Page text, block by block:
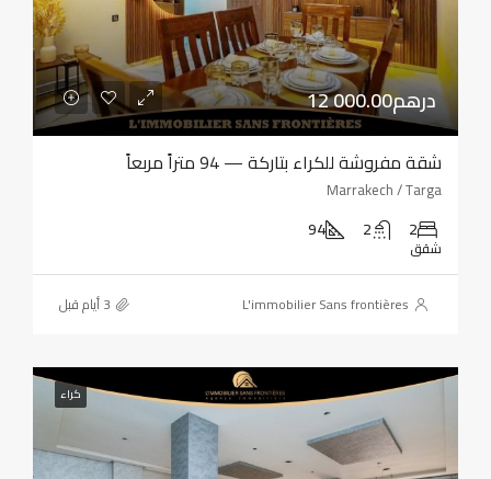
12 000.00درهم
شقة مفروشة للكراء بتاركة — 94 متراً مربعاً
Marrakech / Targa
2
2
94
شقق
L'immobilier Sans frontières
كراء